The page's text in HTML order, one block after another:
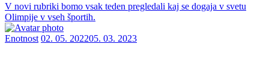
V novi rubriki bomo vsak teden pregledali kaj se dogaja v svetu
Olimpije v vseh športih.
Enotnost 02. 05. 202205. 03. 2023